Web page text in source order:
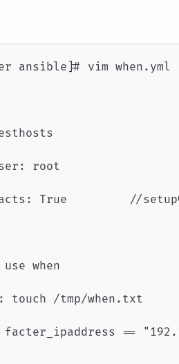
ansible]# vim when.yml
root
True         //setup中
use when
touch /tmp/when.txt
==